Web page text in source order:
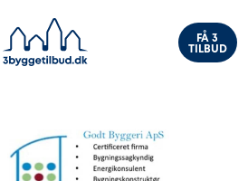
FÅ 3
TILBUD